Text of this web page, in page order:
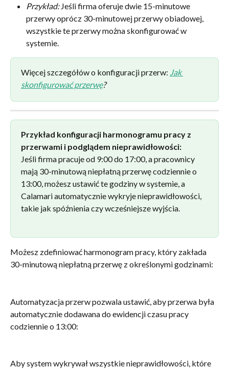
Przykład: Jeśli firma oferuje dwie 15-minutowe
przerwy oprócz 30-minutowej przerwy obiadowej,
wszystkie te przerwy można skonfigurować w
systemie.
Więcej szczegółów o konfiguracji przerw: Jak
skonfigurować przerwę?
Przykład konfiguracji harmonogramu pracy z
przerwami i podglądem nieprawidłowości:
Jeśli firma pracuje od 9:00 do 17:00, a pracownicy
mają 30-minutową niepłatną przerwę codziennie o
13:00, możesz ustawić te godziny w systemie, a
Calamari automatycznie wykryje nieprawidłowości,
takie jak spóźnienia czy wcześniejsze wyjścia.
Możesz zdefiniować harmonogram pracy, który zakłada
30-minutową niepłatną przerwę z określonymi godzinami:
Automatyzacja przerw pozwala ustawić, aby przerwa była
automatycznie dodawana do ewidencji czasu pracy
codziennie o 13:00:
Aby system wykrywał wszystkie nieprawidłowości, które